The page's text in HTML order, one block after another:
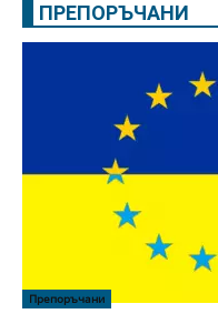
ПРЕПОРЪЧАНИ
Препоръчани